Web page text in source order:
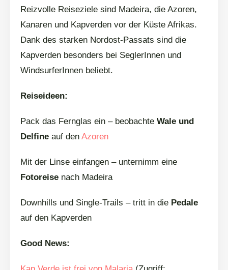
Reizvolle Reiseziele sind Madeira, die Azoren,
Kanaren und Kapverden vor der Küste Afrikas.
Dank des starken Nordost-Passats sind die
Kapverden besonders bei SeglerInnen und
WindsurferInnen beliebt.
Reiseideen:
Pack das Fernglas ein – beobachte Wale und
Delfine auf den Azoren
Mit der Linse einfangen – unternimm eine
Fotoreise nach Madeira
Downhills und Single-Trails – tritt in die Pedale
auf den Kapverden
Good News: